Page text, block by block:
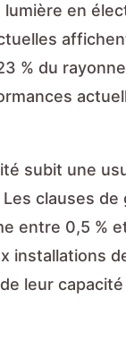
en
% du
subit une
clauses de
entre 0,5 %
installations
leur